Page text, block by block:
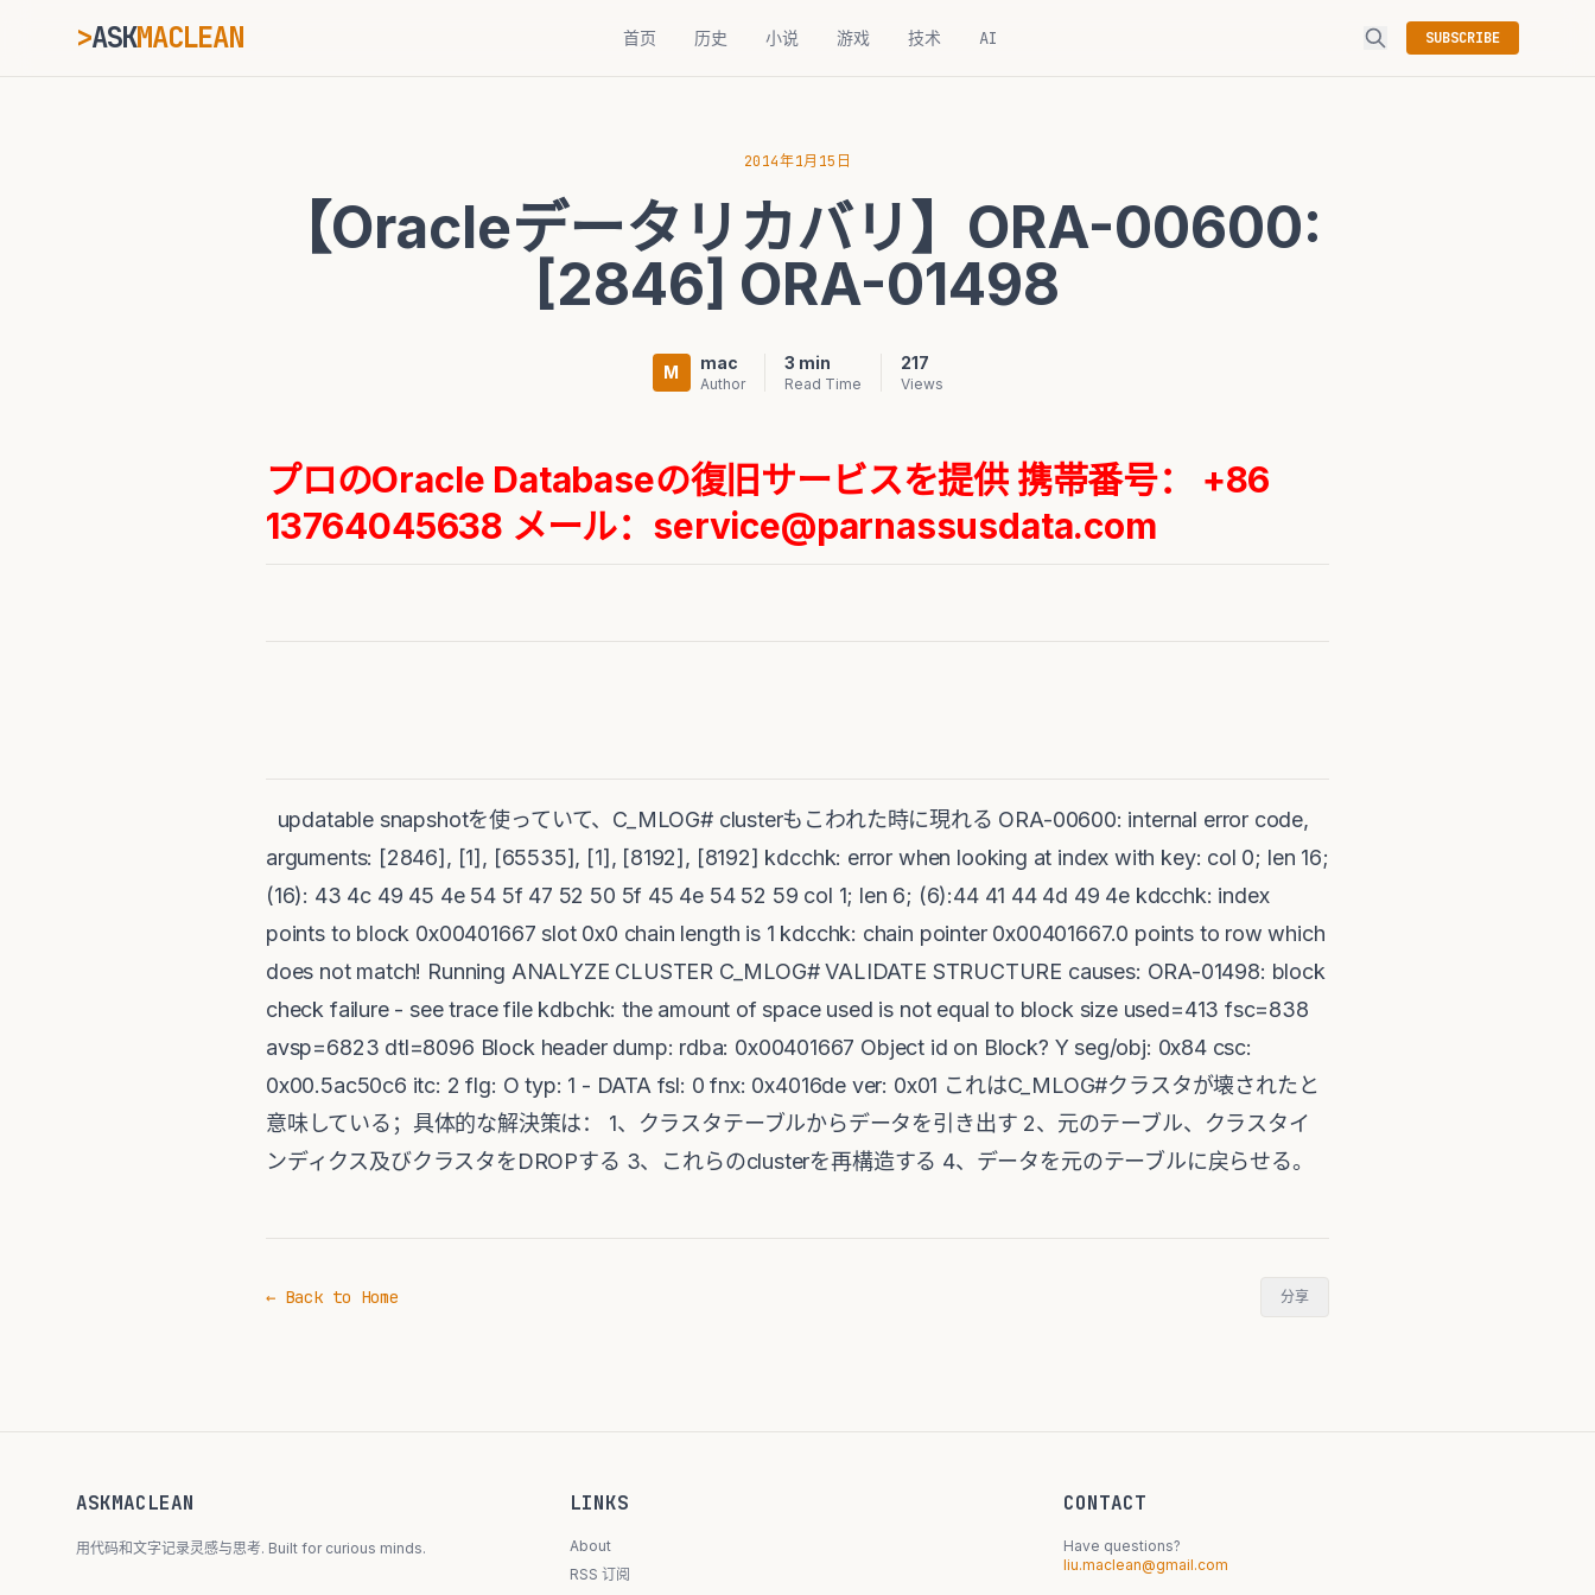
>ASKMACLEAN 首页 历史 小说 游戏 技术 AI SUBSCRIBE
2014年1月15日
【Oracleデータリカバリ】ORA-00600:
[2846] ORA-01498
M mac
Author
3 min
Read Time
217
Views
プロのOracle Databaseの復旧サービスを提供 携帯番号： +86
13764045638 メール：service@parnassusdata.com
updatable snapshotを使っていて、C_MLOG# clusterもこわれた時に現れる ORA-00600: internal error code,
arguments: [2846], [1], [65535], [1], [8192], [8192] kdcchk: error when looking at index with key: col 0; len 16;
(16): 43 4c 49 45 4e 54 5f 47 52 50 5f 45 4e 54 52 59 col 1; len 6; (6):44 41 44 4d 49 4e kdcchk: index
points to block 0x00401667 slot 0x0 chain length is 1 kdcchk: chain pointer 0x00401667.0 points to row which
does not match! Running ANALYZE CLUSTER C_MLOG# VALIDATE STRUCTURE causes: ORA-01498: block
check failure - see trace file kdbchk: the amount of space used is not equal to block size used=413 fsc=838
avsp=6823 dtl=8096 Block header dump: rdba: 0x00401667 Object id on Block? Y seg/obj: 0x84 csc:
0x00.5ac50c6 itc: 2 flg: O typ: 1 - DATA fsl: 0 fnx: 0x4016de ver: 0x01 これはC_MLOG#クラスタが壊されたと
意味している；具体的な解決策は： 1、クラスタテーブルからデータを引き出す 2、元のテーブル、クラスタイ
ンディクス及びクラスタをDROPする 3、これらのclusterを再構造する 4、データを元のテーブルに戻らせる。
← Back to Home 分享
ASKMACLEAN
用代码和文字记录灵感与思考. Built for curious minds.
LINKS
About
RSS 订阅
CONTACT
Have questions?
liu.maclean@gmail.com